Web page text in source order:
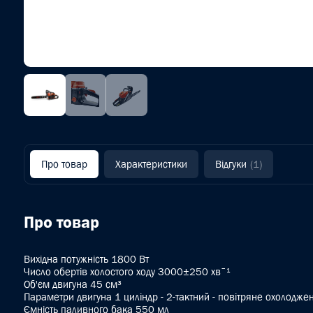
Про товар Характеристики Відгуки (1)
Про товар
Вихідна потужність 1800 Вт
Число обертів холостого ходу 3000±250 хвˉ¹
Об'єм двигуна 45 см³
Параметри двигуна 1 циліндр - 2-тактний - повітряне
Ємність паливного бака 550 мл